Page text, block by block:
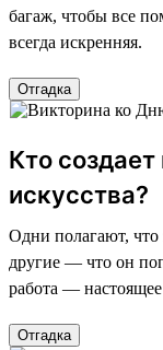
багаж, чтобы все
всегда искренняя.
Отгадка
Кто
искусства?
Одни полагают, что
другие — что он
работа —
Отгадка